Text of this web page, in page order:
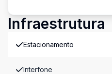
Infraestrutura
Estacionamento
Interfone